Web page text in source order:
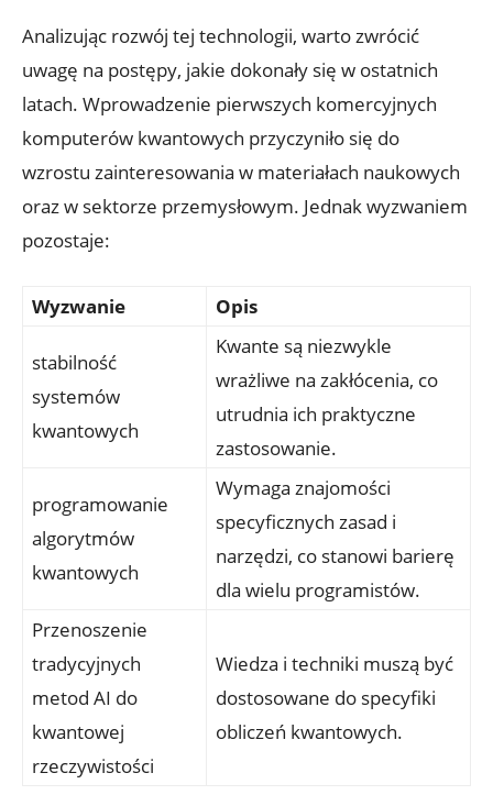
Analizując rozwój tej technologii, warto zwrócić
uwagę na postępy, jakie dokonały się w ostatnich
latach. Wprowadzenie pierwszych komercyjnych
komputerów kwantowych przyczyniło się do
wzrostu zainteresowania w materiałach naukowych
oraz w sektorze przemysłowym. Jednak wyzwaniem
pozostaje:
Wyzwanie Opis
stabilność
systemów
kwantowych
Kwante są niezwykle
wrażliwe na zakłócenia, co
utrudnia ich praktyczne
zastosowanie.
programowanie
algorytmów
kwantowych
Wymaga znajomości
specyficznych zasad i
narzędzi, co stanowi barierę
dla wielu programistów.
Przenoszenie
tradycyjnych
metod AI do
kwantowej
rzeczywistości
Wiedza i techniki muszą być
dostosowane do specyfiki
obliczeń kwantowych.